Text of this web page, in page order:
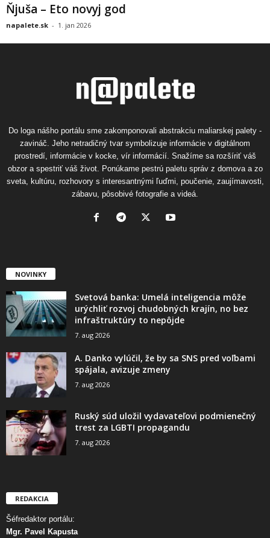
Ňjuša – Eto novyj god
napalete.sk - 1. jan 2026
Do loga nášho portálu sme zakomponovali abstrakciu maliarskej palety -
zavináč. Jeho netradičný tvar symbolizuje informácie v digitálnom
prostredí, informácie v kocke, vír informácií. Snažíme sa rozšíriť váš
obzor a spestriť váš život. Ponúkame pestrú paletu správ z domova a zo
sveta, kultúru, rozhovory s interesantnými ľuďmi, poučenie, zaujímavosti,
zábavu, pôsobivé fotografie a videá.
NOVINKY
Svetová banka: Umelá inteligencia môže
urýchliť rozvoj chudobných krajín, no bez
infraštruktúry to nepôjde
7. aug 2026
A. Danko vylúčil, že by sa SNS pred voľbami
spájala, avizuje zmeny
7. aug 2026
Ruský súd uložil vydavateľovi podmienečný
trest za LGBTI propagandu
7. aug 2026
REDAKCIA
Šéfredaktor portálu:
Mgr. Pavel Kapusta